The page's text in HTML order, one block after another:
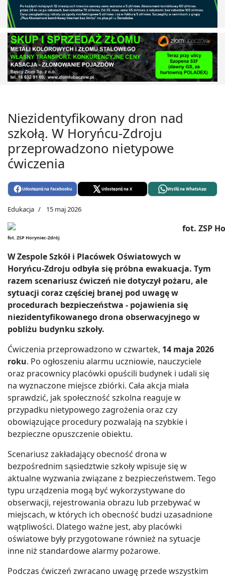
Niezidentyfikowany dron nad
szkołą. W Horyńcu-Zdroju
przeprowadzono nietypowe
ćwiczenia
Udostępnij na Facebooku Udostępnij na X Wyślij na WhatsApp
Edukacja 15 maj 2026
fot. ZSP Horyniec-Zdrój
W Zespole Szkół i Placówek Oświatowych w
Horyńcu-Zdroju odbyła się próbna ewakuacja. Tym
razem scenariusz ćwiczeń nie dotyczył pożaru, ale
sytuacji coraz częściej branej pod uwagę w
procedurach bezpieczeństwa - pojawienia się
niezidentyfikowanego drona obserwacyjnego w
pobliżu budynku szkoły.
Ćwiczenia przeprowadzono w czwartek, 14 maja 2026
roku. Po ogłoszeniu alarmu uczniowie, nauczyciele
oraz pracownicy placówki opuścili budynek i udali się
na wyznaczone miejsce zbiórki. Cała akcja miała
sprawdzić, jak społeczność szkolna reaguje w
przypadku nietypowego zagrożenia oraz czy
obowiązujące procedury pozwalają na szybkie i
bezpieczne opuszczenie obiektu.
Scenariusz zakładający obecność drona w
bezpośrednim sąsiedztwie szkoły wpisuje się w
aktualne wyzwania związane z bezpieczeństwem. Tego
typu urządzenia mogą być wykorzystywane do
obserwacji, rejestrowania obrazu lub przebywać w
miejscach, w których ich obecność budzi uzasadnione
wątpliwości. Dlatego ważne jest, aby placówki
oświatowe były przygotowane również na sytuacje
inne niż standardowe alarmy pożarowe.
Podczas ćwiczeń zwracano uwagę przede wszystkim